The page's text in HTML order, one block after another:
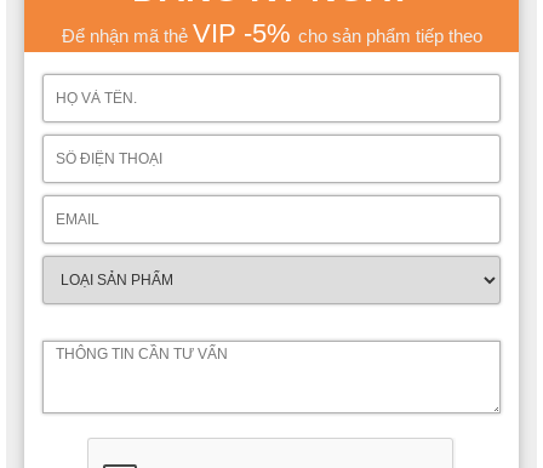
Để nhận mã thẻ VIP -5% cho sản phẩm tiếp theo